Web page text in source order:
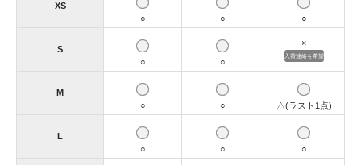
XS
○
○ ○
S
○
○
×
入荷連絡を希望
M
○
○ △(ラスト1点)
L
○
○ ○